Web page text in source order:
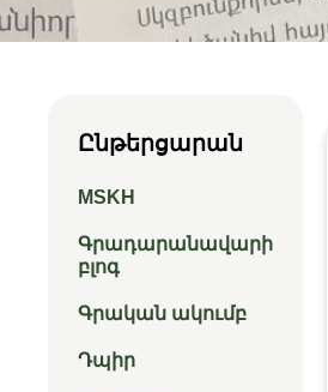
Ընթերցարան
MSKH
Գրադարանավարի
բլոգ
Գրական ակումբ
Դպիր